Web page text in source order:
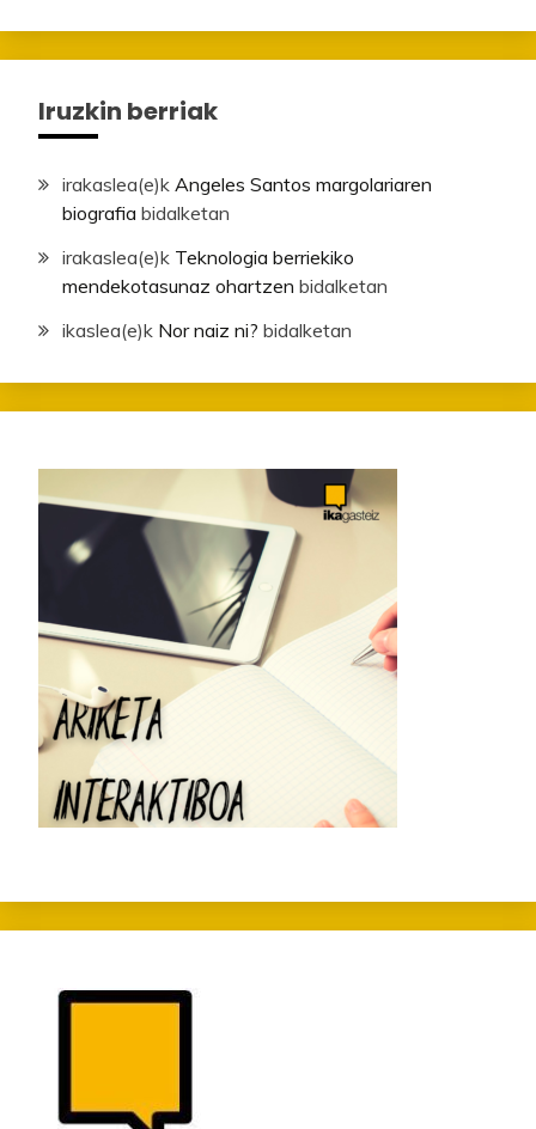
Iruzkin berriak
irakaslea(e)k Angeles Santos margolariaren
biografia bidalketan
irakaslea(e)k Teknologia berriekiko
mendekotasunaz ohartzen bidalketan
ikaslea(e)k Nor naiz ni? bidalketan